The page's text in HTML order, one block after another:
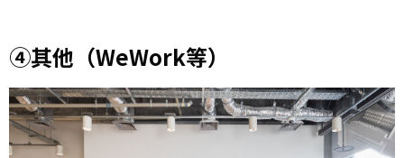
④其他（WeWork等）